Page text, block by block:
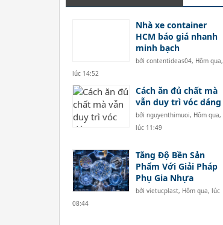
Nhà xe container
HCM báo giá nhanh
minh bạch
bởi contentideas04, Hôm qua,
lúc 14:52
Cách ăn đủ chất mà
vẫn duy trì vóc dáng
bởi nguyenthimuoi, Hôm qua,
lúc 11:49
Tăng Độ Bền Sản
Phẩm Với Giải Pháp
Phụ Gia Nhựa
bởi vietucplast, Hôm qua, lúc
08:44